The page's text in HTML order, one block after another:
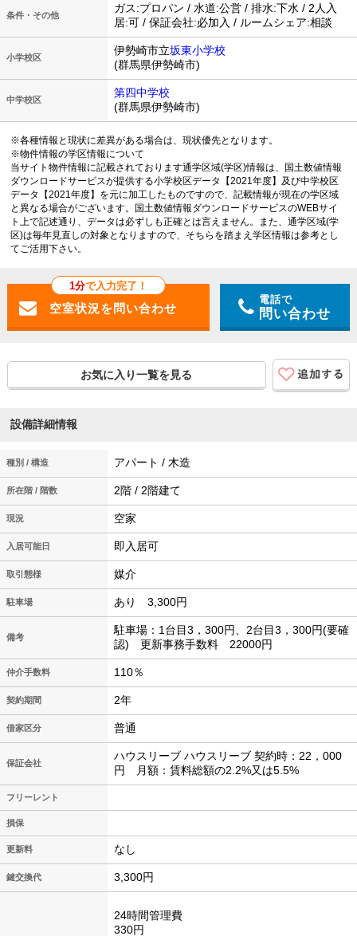
条件・その他
ガス:プロパン / 水道:公営 / 排水:下水 / 2人入
居:可 / 保証会社:必加入 / ルームシェア:相談
小学校区
伊勢崎市立坂東小学校
(群馬県伊勢崎市)
中学校区
第四中学校
(群馬県伊勢崎市)
※各種情報と現状に差異がある場合は、現状優先となります。
※物件情報の学区情報について
当サイト物件情報に記載されております通学区域(学区)情報は、国土数値情報
ダウンロードサービスが提供する小学校区データ【2021年度】及び中学校区
データ【2021年度】を元に加工したものですので、記載情報が現在の学区域
と異なる場合がございます。国土数値情報ダウンロードサービスのWEBサイ
ト上で記述通り、データは必ずしも正確とは言えません。また、通学区域(学
区)は毎年見直しの対象となりますので、そちらを踏まえ学区情報は参考とし
てご活用下さい。
1分で入力完了！
電話で
問い合わせ
お気に入り一覧を見る
設備詳細情報
種別 / 構造 アパート / 木造
所在階 / 階数 2階 / 2階建て
現況 空家
入居可能日 即入居可
取引態様 媒介
駐車場 あり 3,300円
備考
駐車場：1台目3，300円、2台目3，300円(要確
認) 更新事務手数料 22000円
仲介手数料 110％
契約期間 2年
借家区分 普通
保証会社
ハウスリーブ ハウスリーブ 契約時：22，000
円 月額：賃料総額の2.2%又は5.5%
フリーレント
損保
更新料 なし
鍵交換代 3,300円
24時間管理費
330円